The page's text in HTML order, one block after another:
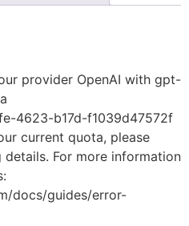
provider OpenAI with gpt-
4623-b17d-f1039d47572f
current quota, please
For more information
docs/guides/error-